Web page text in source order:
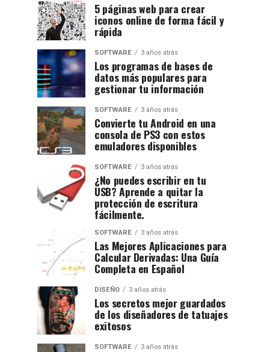
5 páginas web para crear
iconos online de forma fácil y
rápida
SOFTWARE 3 años atrás
Los programas de bases de
datos más populares para
gestionar tu información
SOFTWARE 3 años atrás
Convierte tu Android en una
consola de PS3 con estos
emuladores disponibles
SOFTWARE 3 años atrás
¿No puedes escribir en tu
USB? Aprende a quitar la
protección de escritura
fácilmente.
SOFTWARE 3 años atrás
Las Mejores Aplicaciones para
Calcular Derivadas: Una Guía
Completa en Español
DISEÑO 3 años atrás
Los secretos mejor guardados
de los diseñadores de tatuajes
exitosos
SOFTWARE 3 años atrás